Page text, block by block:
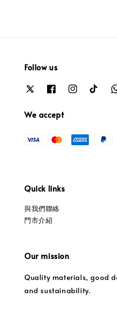
Follow us
We accept
Quick links
與我們聯絡
門市介紹
Our mission
Quality materials, good
and sustainability.